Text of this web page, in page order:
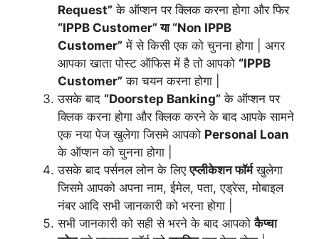
Request” के ऑप्शन पर क्लिक करना होगा और फिर
“IPPB Customer” या “Non IPPB
Customer” में से किसी एक को चुनना होगा | अगर
आपका खाता पोस्ट ऑफिस में है तो आपको “IPPB
Customer” का चयन करना होगा |
उसके बाद “Doorstep Banking” के ऑप्शन पर
क्लिक करना होगा और क्लिक करने के बाद आपके सामने
एक नया पेज खुलेगा जिसमे आपको Personal Loan
के ऑप्शन को चुनना होगा |
उसके बाद पर्सनल लोन के लिएएप्लीकेशन फॉर्मखुलेगा
जिसमे आपको अपना नाम, ईमेल, पता, एड्रेस, मोबाइल
नंबर आदि सभी जानकारी को भरना होगा |
सभी जानकारी को सही से भरने के बाद आपकोकैप्चा